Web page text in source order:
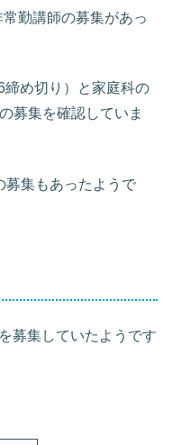
勤講師の募集があっ
締め切り）と家庭科の
募集を確認していま
募集もあったようで
募集していたようです